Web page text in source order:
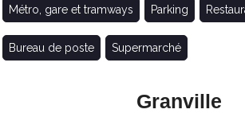
Métro, gare et tramways Parking
Bureau de poste Supermarché
Granville